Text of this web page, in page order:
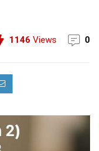
1146 Views 0